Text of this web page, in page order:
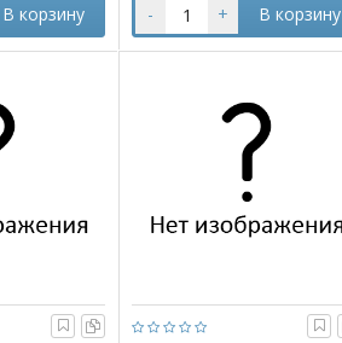
В корзину - + В корзину